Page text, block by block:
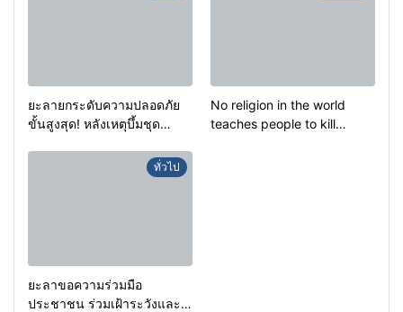
ยะลายกระดับความปลอดภัย
ขั้นสูงสุด! หลังเหตุบึ้มชุด
กรองเตือนเฝ้าระวังแกนนำสั่ง
No religion in the world
teaches people to kill
ทั่วไป
ยะลาขอความร่วมมือ
ประชาชน ร่วมเฝ้าระวังและ